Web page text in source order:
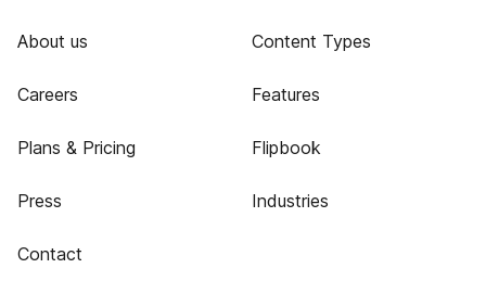
About us
Careers
Plans & Pricing
Press
Contact
Content Types
Features
Flipbook
Industries